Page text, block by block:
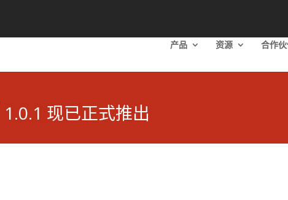
产品 资源 合作
1.0.1 现已正式推出